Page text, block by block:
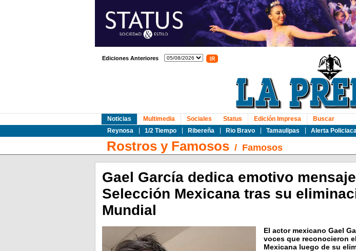
Ediciones Anteriores
Noticias
Reynosa
1/2 Tiempo Ribereña Rio Bravo Tamaulipas Alerta
Multimedia Sociales Status Edición Impresa Buscar
Rostros y Famosos/ Famosos
Gael García dedica emotivo
Selección Mexicana tras su
Mundial
El actor mexicano Gael
voces que reconocieron
Mexicana luego de su